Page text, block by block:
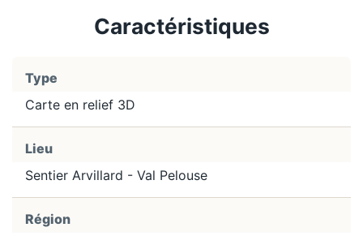
Caractéristiques
Type
Carte en relief 3D
Lieu
Sentier Arvillard - Val Pelouse
Région